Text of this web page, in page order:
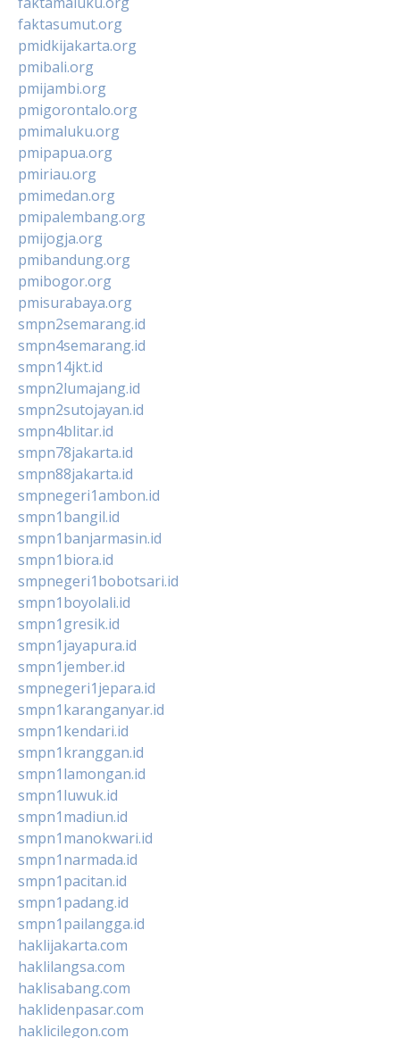
faktasumut.org
pmidkijakarta.org
pmibali.org
pmijambi.org
pmigorontalo.org
pmimaluku.org
pmipapua.org
pmiriau.org
pmimedan.org
pmipalembang.org
pmijogja.org
pmibandung.org
pmibogor.org
pmisurabaya.org
smpn2semarang.id
smpn4semarang.id
smpn14jkt.id
smpn2lumajang.id
smpn2sutojayan.id
smpn4blitar.id
smpn78jakarta.id
smpn88jakarta.id
smpnegeri1ambon.id
smpn1bangil.id
smpn1banjarmasin.id
smpn1biora.id
smpnegeri1bobotsari.id
smpn1boyolali.id
smpn1gresik.id
smpn1jayapura.id
smpn1jember.id
smpnegeri1jepara.id
smpn1karanganyar.id
smpn1kendari.id
smpn1kranggan.id
smpn1lamongan.id
smpn1luwuk.id
smpn1madiun.id
smpn1manokwari.id
smpn1narmada.id
smpn1pacitan.id
smpn1padang.id
smpn1pailangga.id
haklijakarta.com
haklilangsa.com
haklisabang.com
haklidenpasar.com
haklicilegon.com